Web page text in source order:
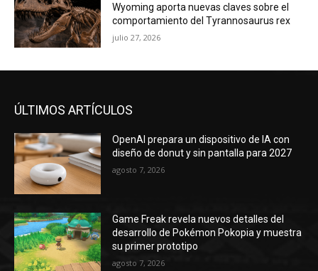
Wyoming aporta nuevas claves sobre el
comportamiento del Tyrannosaurus rex
julio 27, 2026
ÚLTIMOS ARTÍCULOS
OpenAI prepara un dispositivo de IA con
diseño de donut y sin pantalla para 2027
agosto 7, 2026
Game Freak revela nuevos detalles del
desarrollo de Pokémon Pokopia y muestra
su primer prototipo
agosto 7, 2026